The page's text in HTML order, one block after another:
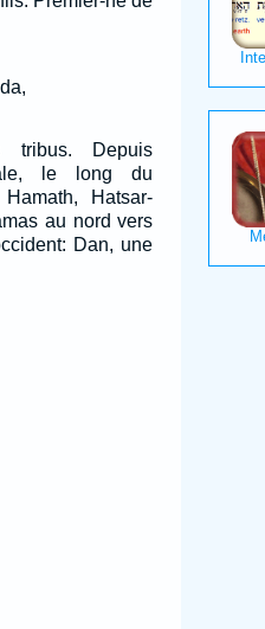
Depuis
le long du
Hatsar-
au nord vers
Dan, une